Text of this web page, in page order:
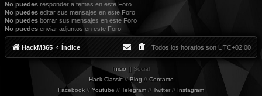
No puedes responder a temas en este Foro
No puedes editar sus mensajes en este Foro
No puedes borrar sus mensajes en este Foro
No puedes enviar adjuntos en este Foro
HackM365 Índice Todos los horarios son UTC+02:00
Inicio || Social
Hack Classic//Blog // Contacto
Facebook // Youtube // Telegram // Twitter// Instagram